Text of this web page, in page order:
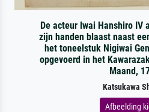
De acteur Iwai Hanshiro IV
zijn handen blaast naast
het toneelstuk Nigiwai
opgevoerd in het
Maand,
Katsukawa
Afbeelding